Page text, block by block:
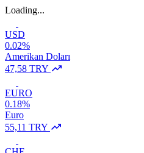
Loading...
USD
0.02%
Amerikan Doları
47,58 TRY
EURO
0.18%
Euro
55,11 TRY